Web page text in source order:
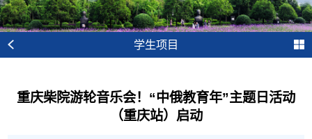
学生项目
重庆柴院游轮音乐会！“中俄教育年”主题日活动
（重庆站）启动